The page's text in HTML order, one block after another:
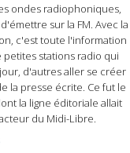
ondes radiophoniques,
sur la FM. Avec la
c'est toute l'information
stations radio qui
d'autres aller se créer
la presse écrite. Ce fut le
la ligne éditoriale allait
du Midi-Libre.